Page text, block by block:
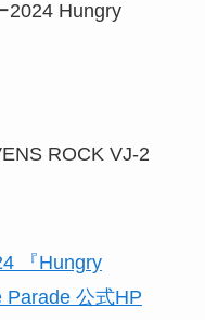
2024 Hungry
ROCK VJ-2
『Hungry
Parade 公式HP